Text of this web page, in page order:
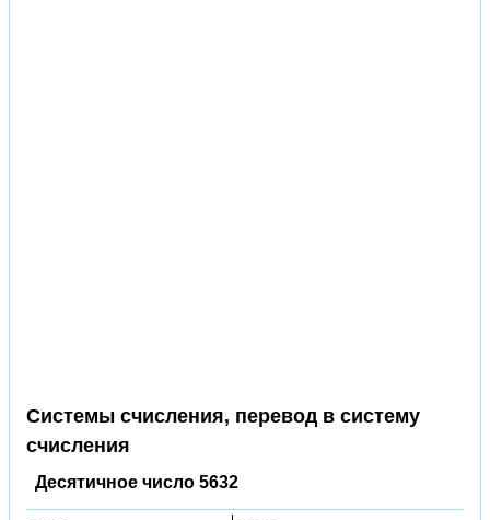
Системы счисления, перевод в систему
счисления
Десятичное число 5632